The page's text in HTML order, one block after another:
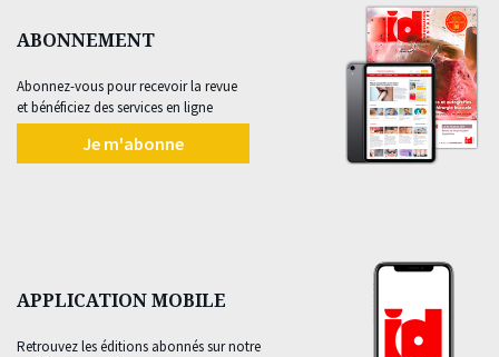
ABONNEMENT
Abonnez-vous pour recevoir la revue
et bénéficiez des services en ligne
Je m'abonne
APPLICATION MOBILE
Retrouvez les éditions abonnés sur notre